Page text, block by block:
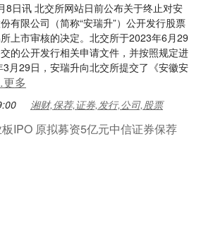
8日讯 北交所网站日前公布关于终止对安
有限公司（简称“安瑞升”）公开发行股票
上市审核的决定。北交所于2023年6月29
的公开发行相关申请文件，并按照规定进
月29日，安瑞升向北交所提交了《安徽安
多
湘财,保荐,证券,发行,公司,股票